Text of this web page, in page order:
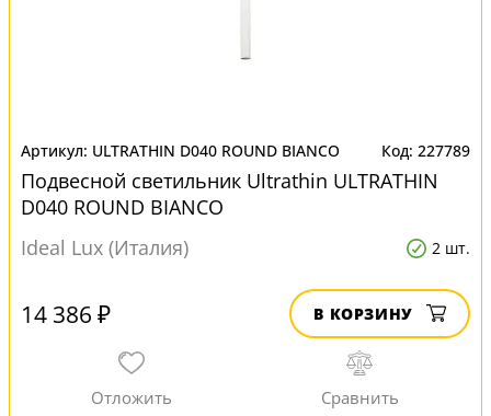
ULTRATHIN D040 ROUND BIANCO 227789
Подвесной светильник Ultrathin ULTRATHIN
D040 ROUND BIANCO
Ideal Lux (Италия)
2 шт.
14 386 ₽ В КОРЗИНУ